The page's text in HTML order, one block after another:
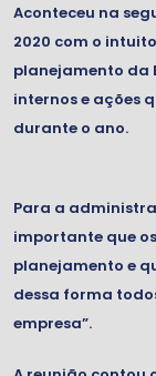
Aconteceu na
2020 com o
planejamento da
internos e ações
durante o ano.
Para a
importante que
planejamento e
dessa forma
empresa”.